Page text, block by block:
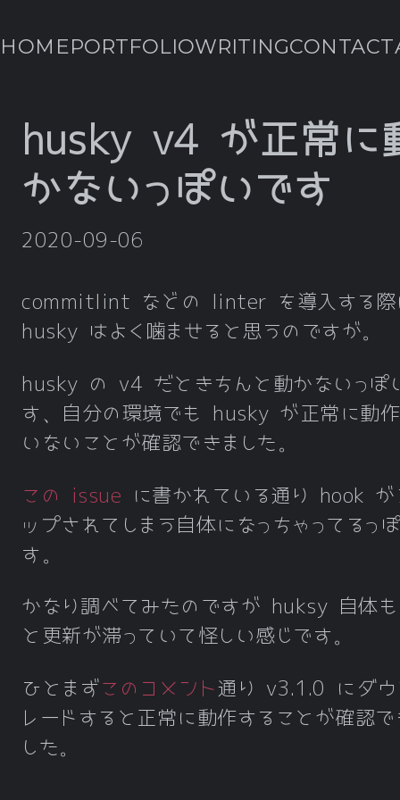
HOMEPORTFOLIOWRITINGCONTACT
husky v4 が正常に
かないっぽいです
2020-09-06
commitlint などの linter を導入する際
husky はよく噛ませると思うのですが。
husky の v4 だときちんと動かないっぽ
す、自分の環境でも husky が正常に動
いないことが確認できました。
この issue に書かれている通り hook が
ップされてしまう自体になっちゃってるっ
す。
かなり調べてみたのですが huksy 自体も
と更新が滞っていて怪しい感じです。
ひとまずこのコメント通り v3.1.0 にダウ
レードすると正常に動作することが確認で
した。